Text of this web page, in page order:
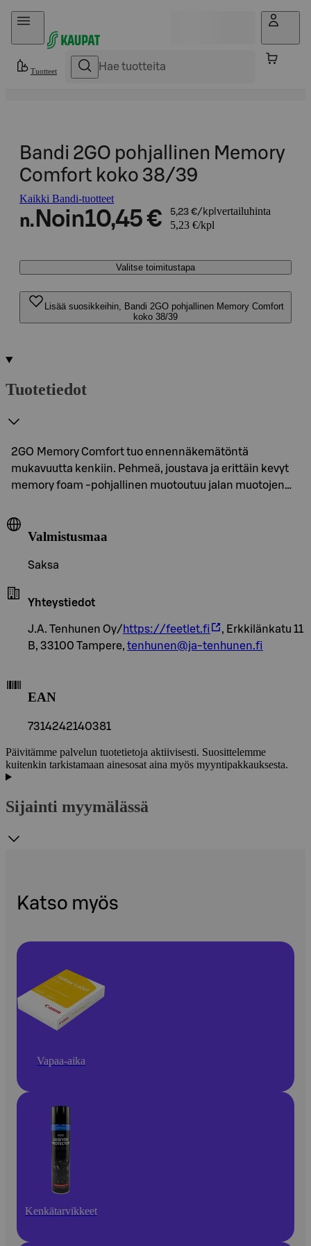
Hyppää sisältöön
Tuotteet
Bandi 2GO pohjallinen Memory
Comfort koko 38/39
Kaikki Bandi-tuotteet
n. Noin10,45 € 5,23 €/kpl vertailuhinta
5,23 €/kpl
Valitse toimitustapa
Lisää suosikkeihin, Bandi 2GO pohjallinen Memory Comfort
koko 38/39
Tuotetiedot
2GO Memory Comfort tuo ennennäkemätöntä
mukavuutta kenkiin. Pehmeä, joustava ja erittäin kevyt
memory foam -pohjallinen muotoutuu jalan muotojen…
Valmistusmaa
Saksa
Yhteystiedot
J.A. Tenhunen Oy/ https://feetlet.fi
, Erkkilänkatu 11
B, 33100 Tampere, tenhunen@ja-tenhunen.fi
EAN
7314242140381
Päivitämme palvelun tuotetietoja aktiivisesti. Suosittelemme
kuitenkin tarkistamaan ainesosat aina myös myyntipakkauksesta.
Sijainti myymälässä
Katso myös
Vapaa-aika
Kenkätarvikkeet